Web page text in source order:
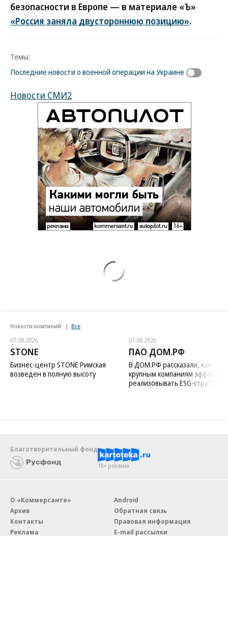
безопасности в Европе — в материале «Ъ»
«Россия заняла двустороннюю позицию».
Темы:
Последние новости о военной операции на Украине
Новости СМИ2
Новости компаний Все
07.08.2026
STONE
Бизнес-центр STONE Римская
возведен в полную высоту
07.08.2026
ПАО ДОМ.РФ
В ДОМ.РФ рассказали, как
крупным компаниям
реализовывать ESG-стратегию
Благотворительный фонд
18+ реклама
О «Коммерсанте»
Архив
Контакты
Реклама
Android
Обратная связь
Правовая информация
E-mail рассылки